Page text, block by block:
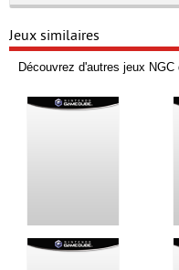
Jeux similaires
Découvrez d'autres jeux NGC